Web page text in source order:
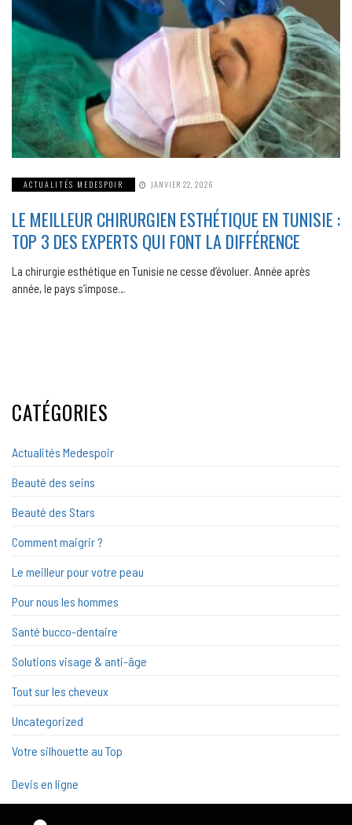
ACTUALITÉS MEDESPOIR JANVIER 22, 2026
LE MEILLEUR CHIRURGIEN ESTHÉTIQUE EN TUNISIE :
TOP 3 DES EXPERTS QUI FONT LA DIFFÉRENCE
La chirurgie esthétique en Tunisie ne cesse d’évoluer. Année après
année, le pays s’impose…
CATÉGORIES
Actualités Medespoir
Beauté des seins
Beauté des Stars
Comment maigrir ?
Le meilleur pour votre peau
Pour nous les hommes
Santé bucco-dentaire
Solutions visage & anti-âge
Tout sur les cheveux
Uncategorized
Votre silhouette au Top
Devis en ligne